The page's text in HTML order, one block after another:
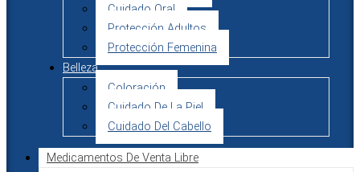
Cuidado Oral
Protección Adultos
Protección Femenina
Belleza
Coloración
Cuidado De La Piel
Cuidado Del Cabello
Medicamentos De Venta Libre